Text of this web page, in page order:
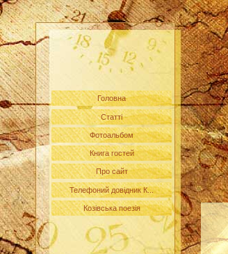
Головна
Статті
Фотоальбом
Книга гостей
Про сайт
Телефоний довідник К...
Козівська поезія